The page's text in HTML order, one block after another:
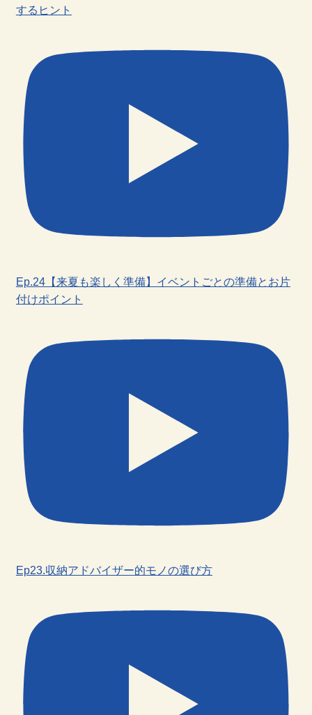
するヒント
Ep.24【来夏も楽しく準備】イベントごとの準備とお片
付けポイント
Ep23.収納アドバイザー的モノの選び方